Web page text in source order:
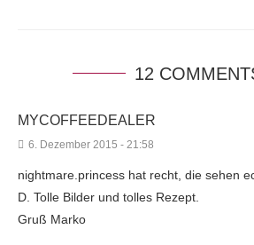
12
MYCOFFEEDEALER
6. Dezember 2015 - 21:58
nightmare.princess hat recht, die sehen
D. Tolle Bilder und tolles Rezept.
Gruß Marko